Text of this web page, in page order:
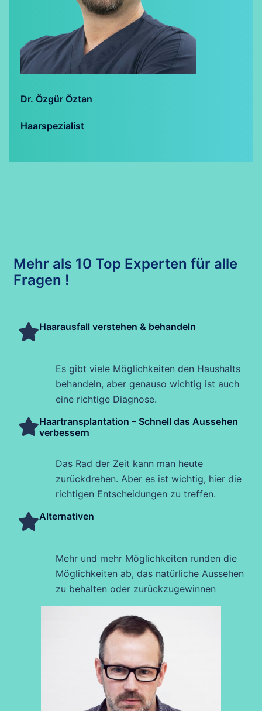
Dr. Özgür Öztan
Haarspezialist
Mehr als 10 Top Experten für alle
Fragen !
Haarausfall verstehen & behandeln
Es gibt viele Möglichkeiten den Haushalts
behandeln, aber genauso wichtig ist auch
eine richtige Diagnose.
Haartransplantation – Schnell das Aussehen
verbessern
Das Rad der Zeit kann man heute
zurückdrehen. Aber es ist wichtig, hier die
richtigen Entscheidungen zu treffen.
Alternativen
Mehr und mehr Möglichkeiten runden die
Möglichkeiten ab, das natürliche Aussehen
zu behalten oder zurückzugewinnen